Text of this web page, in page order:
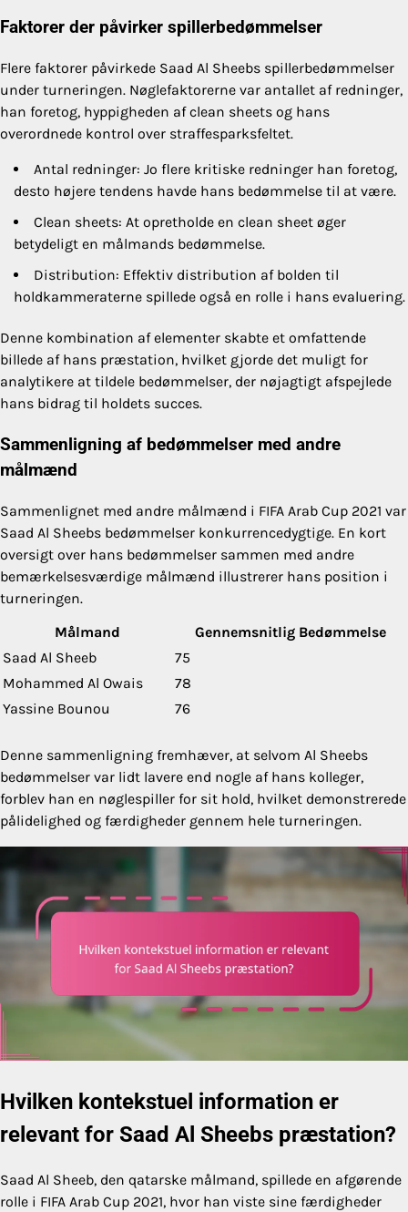
Faktorer der påvirker spillerbedømmelser
Flere faktorer påvirkede Saad Al Sheebs spillerbedømmelser
under turneringen. Nøglefaktorerne var antallet af redninger,
han foretog, hyppigheden af clean sheets og hans
overordnede kontrol over straffesparksfeltet.
Antal redninger: Jo flere kritiske redninger han foretog,
desto højere tendens havde hans bedømmelse til at være.
Clean sheets: At opretholde en clean sheet øger
betydeligt en målmands bedømmelse.
Distribution: Effektiv distribution af bolden til
holdkammeraterne spillede også en rolle i hans evaluering.
Denne kombination af elementer skabte et omfattende
billede af hans præstation, hvilket gjorde det muligt for
analytikere at tildele bedømmelser, der nøjagtigt afspejlede
hans bidrag til holdets succes.
Sammenligning af bedømmelser med andre
målmænd
Sammenlignet med andre målmænd i FIFA Arab Cup 2021 var
Saad Al Sheebs bedømmelser konkurrencedygtige. En kort
oversigt over hans bedømmelser sammen med andre
bemærkelsesværdige målmænd illustrerer hans position i
turneringen.
Målmand
Gennemsnitlig Bedømmelse
Saad Al Sheeb
75
Mohammed Al Owais
78
Yassine Bounou
76
Denne sammenligning fremhæver, at selvom Al Sheebs
bedømmelser var lidt lavere end nogle af hans kolleger,
forblev han en nøglespiller for sit hold, hvilket demonstrerede
pålidelighed og færdigheder gennem hele turneringen.
Hvilken kontekstuel information er
relevant for Saad Al Sheebs præstation?
Saad Al Sheeb, den qatarske målmand, spillede en afgørende
rolle i FIFA Arab Cup 2021, hvor han viste sine færdigheder